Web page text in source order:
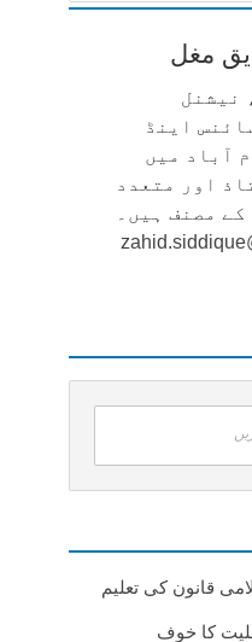
مغل
نیشنل
اینڈ
آباد میں
اور متعدد
مصنف ہیں۔
قانون کی تعلیم
کا خوف